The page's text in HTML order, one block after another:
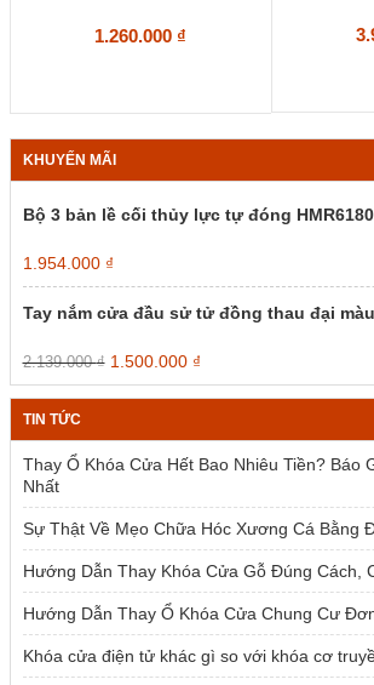
1.260.000 ₫
KHUYẾN MÃI
Bộ 3 bản lề cối thủy lực tự đóng
Giá
gốc
là:
2.385.000 ₫.
1.954.000 ₫Giá
hiện
tại
Tay nắm cửa đầu sử tử đồng thau đại
2.139.000₫ Giá
gốc
là:
1.500.000 ₫Giá
hiện
tại
1.500.000 ₫.
TIN TỨC
Thay Ổ Khóa Cửa Hết Bao Nhiêu Tiền? Báo
Nhất
Sự Thật Về Mẹo Chữa Hóc Xương Cá Bằng
Hướng Dẫn Thay Khóa Cửa Gỗ Đúng Cách,
Hướng Dẫn Thay Ổ Khóa Cửa Chung Cư
Khóa cửa điện tử khác gì so với khóa cơ